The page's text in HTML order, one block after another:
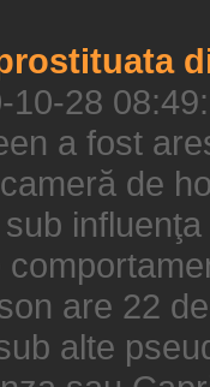
10-28
a fost
de
are 22
alte